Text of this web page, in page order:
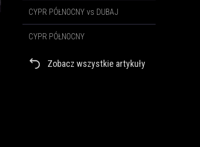
CYPR PÓŁNOCNY vs DUBAJ
CYPR PÓŁNOCNY
Zobacz wszystkie artykuły